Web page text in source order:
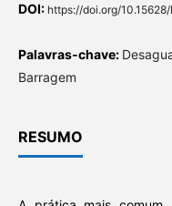
DOI: https://doi.org/
Palavras-chave:
Barragem
RESUMO